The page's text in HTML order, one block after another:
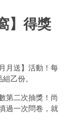
】得獎
月送】活動！每
乙份。
第二次抽獎！尚
過一次問卷，就